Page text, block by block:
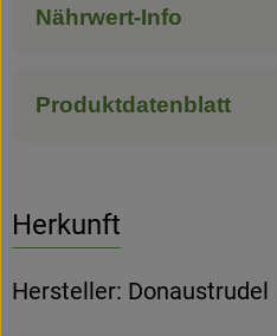
Nährwert-Info
Produktdatenblatt
Herkunft
Hersteller: Donaustrudel